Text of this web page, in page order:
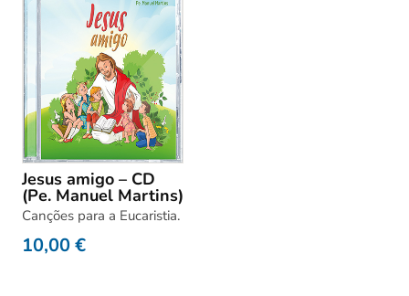
Jesus amigo – CD
(Pe. Manuel Martins)
Canções para a Eucaristia.
10,00€